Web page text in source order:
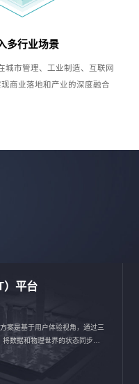
多行业场景
城市管理、工业制造、互联网
商业落地和产业的深度融合
）平台
案是基于用户体验视角，通过三
数据和物理世界的状态同步呈
有更直观的感受，推动各行业完
旧动能的转换